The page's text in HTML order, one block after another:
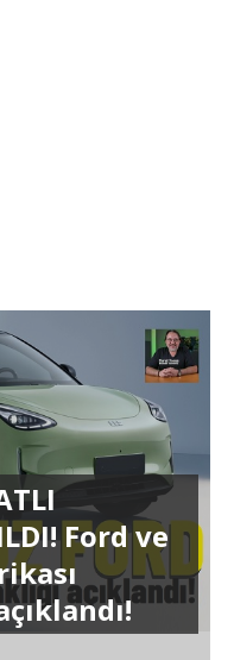
Ford ve